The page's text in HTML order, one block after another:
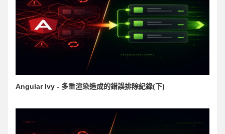
Angular Ivy - 多重渲染造成的錯誤排除紀錄(下)